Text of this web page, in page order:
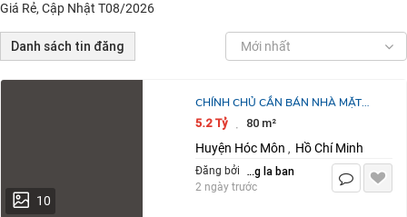
Giá Rẻ, Cập Nhật T08/2026
Danh sách tin đăng Mới nhất
10
CHÍNH CHỦ CẦN BÁN NHÀ MẶT
TIỀN 80M² TÂN XUÂN, SHR , 5.2 TỶ.
5.2 Tỷ · 80 m²
Huyện Hóc Môn , Hồ Chí Minh
Đăng bởi dang la ban
2 ngày trước